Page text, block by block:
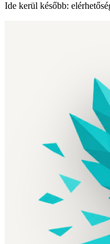
Ide kerül később: